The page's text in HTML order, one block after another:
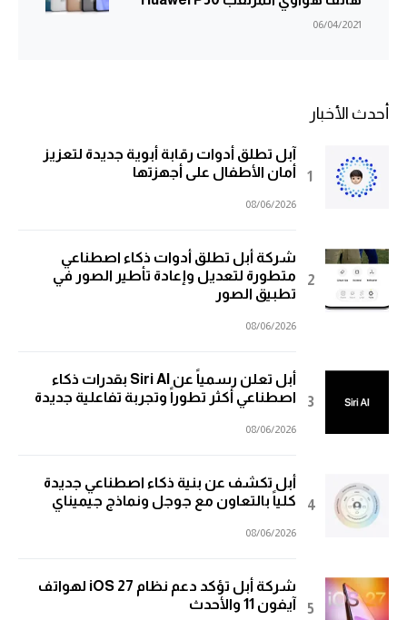
06/04/2021
أحدث الأخبار
آبل تطلق أدوات رقابة أبوية جديدة لتعزيز
أمان الأطفال على أجهزتها
08/06/2026
شركة أبل تطلق أدوات ذكاء اصطناعي
متطورة لتعديل وإعادة تأطير الصور في
تطبيق الصور
08/06/2026
أبل تعلن رسمياً عن Siri AI بقدرات ذكاء
اصطناعي أكثر تطوراً وتجربة تفاعلية جديدة
08/06/2026
أبل تكشف عن بنية ذكاء اصطناعي جديدة
كلياً بالتعاون مع جوجل ونماذج جيميناي
08/06/2026
شركة أبل تؤكد دعم نظام iOS 27 لهواتف
آيفون 11 والأحدث